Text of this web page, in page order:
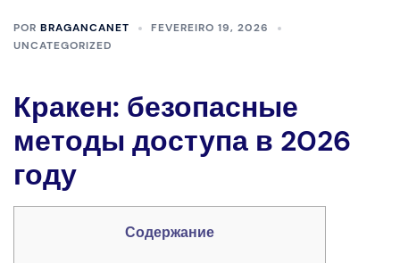
POR BRAGANCANET
FEVEREIRO 19, 2026
UNCATEGORIZED
Кракен: безопасные
методы доступа в 2026
году
Содержание